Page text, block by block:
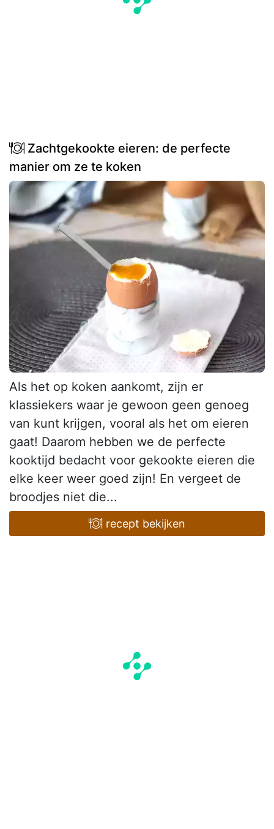
Zachtgekookte eieren: de perfecte
manier om ze te koken
Als het op koken aankomt, zijn er
klassiekers waar je gewoon geen genoeg
van kunt krijgen, vooral als het om eieren
gaat! Daarom hebben we de perfecte
kooktijd bedacht voor gekookte eieren die
elke keer weer goed zijn! En vergeet de
broodjes niet die...
recept bekijken